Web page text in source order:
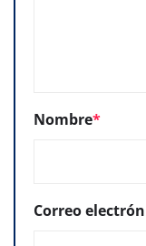
Nombre*
Correo